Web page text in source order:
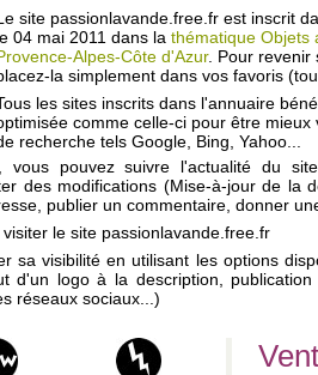
site passionlavande.free.fr est inscrit
04 mai 2011 dans la thématique Objets
Alpes-Côte d'Azur. Pour revenir
la simplement dans vos favoris
les sites inscrits dans l'annuaire
comme celle-ci pour être mieux
recherche tels Google, Bing, Yahoo...
vous pouvez suivre l'actualité du
des modifications (Mise-à-jour de la
publier un commentaire, donner
le site passionlavande.free.fr
sa visibilité en utilisant les options
d'un logo à la description,
réseaux sociaux...)